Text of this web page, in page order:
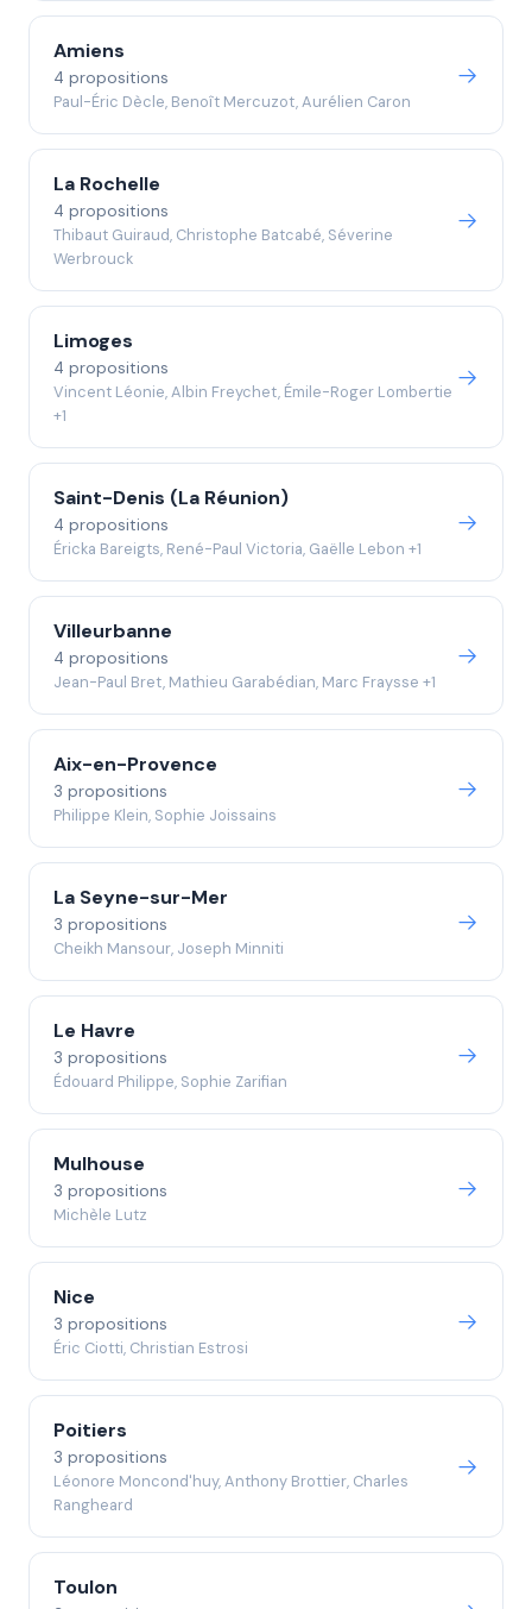
Amiens
4 propositions
Paul-Éric Dècle, Benoît Mercuzot, Aurélien Caron
La Rochelle
4 propositions
Thibaut Guiraud, Christophe Batcabé, Séverine
Werbrouck
Limoges
4 propositions
Vincent Léonie, Albin Freychet, Émile-Roger Lombertie
+1
Saint-Denis (La Réunion)
4 propositions
Éricka Bareigts, René-Paul Victoria, Gaëlle Lebon +1
Villeurbanne
4 propositions
Jean-Paul Bret, Mathieu Garabédian, Marc Fraysse +1
Aix-en-Provence
3 propositions
Philippe Klein, Sophie Joissains
La Seyne-sur-Mer
3 propositions
Cheikh Mansour, Joseph Minniti
Le Havre
3 propositions
Édouard Philippe, Sophie Zarifian
Mulhouse
3 propositions
Michèle Lutz
Nice
3 propositions
Éric Ciotti, Christian Estrosi
Poitiers
3 propositions
Léonore Moncond'huy, Anthony Brottier, Charles
Rangheard
Toulon